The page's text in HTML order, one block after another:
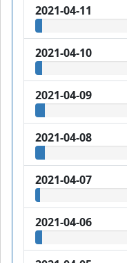
2021-04-11
2021-04-10
2021-04-09
2021-04-08
2021-04-07
2021-04-06